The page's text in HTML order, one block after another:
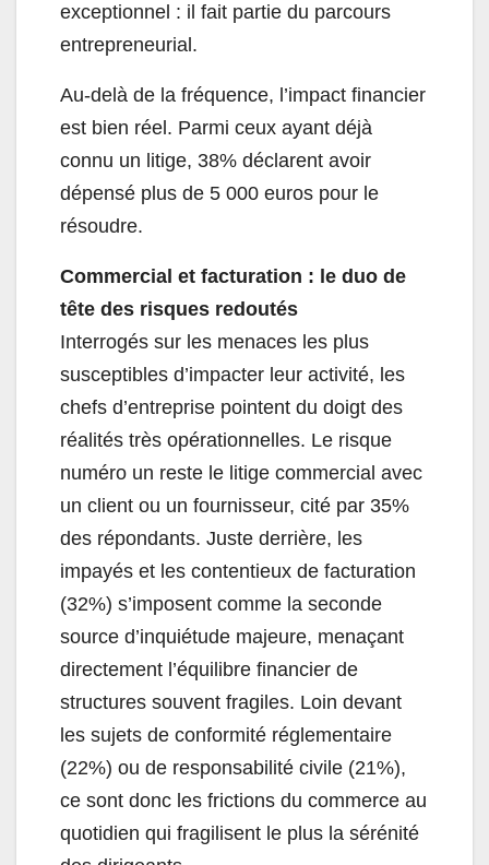
exceptionnel : il fait partie du parcours
entrepreneurial.
Au-delà de la fréquence, l’impact financier
est bien réel. Parmi ceux ayant déjà
connu un litige, 38% déclarent avoir
dépensé plus de 5 000 euros pour le
résoudre.
Commercial et facturation : le duo de
tête des risques redoutés
Interrogés sur les menaces les plus
susceptibles d’impacter leur activité, les
chefs d’entreprise pointent du doigt des
réalités très opérationnelles. Le risque
numéro un reste le litige commercial avec
un client ou un fournisseur, cité par 35%
des répondants. Juste derrière, les
impayés et les contentieux de facturation
(32%) s’imposent comme la seconde
source d’inquiétude majeure, menaçant
directement l’équilibre financier de
structures souvent fragiles. Loin devant
les sujets de conformité réglementaire
(22%) ou de responsabilité civile (21%),
ce sont donc les frictions du commerce au
quotidien qui fragilisent le plus la sérénité